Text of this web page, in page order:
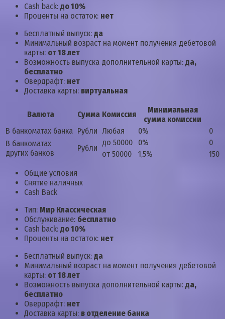
Cash back: до 10%
Проценты на остаток: нет
Бесплатный выпуск: да
Минимальный возраст на момент получения дебетовой
карты: от 18 лет
Возможность выпуска дополнительной карты: да,
бесплатно
Овердрафт: нет
Доставка карты: виртуальная
Валюта Сумма Комиссия
Минимальная
сумма комиссии
В банкоматах банка Рубли Любая 0%
0
В банкоматах
других банков
Рубли
до 50000 0%
0
от 50000
1,5%
150
Общие условия
Снятие наличных
Cash Back
Тип: Мир Классическая
Обслуживание: бесплатно
Cash back: до 10%
Проценты на остаток: нет
Бесплатный выпуск: да
Минимальный возраст на момент получения дебетовой
карты: от 18 лет
Возможность выпуска дополнительной карты: да,
бесплатно
Овердрафт: нет
Доставка карты: в отделение банка